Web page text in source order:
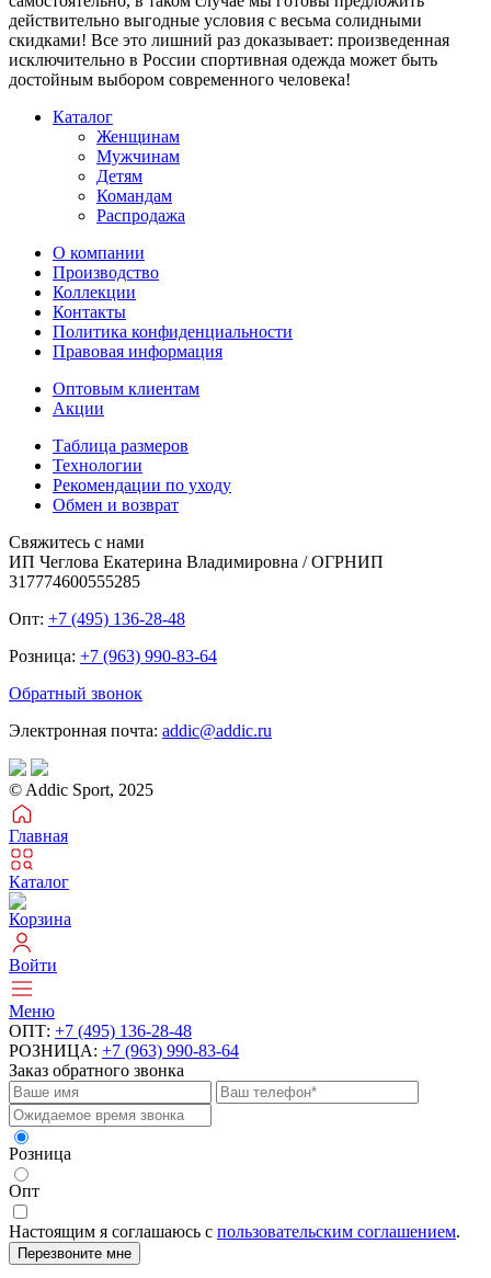
действительно выгодные условия с весьма солидными
скидками! Все это лишний раз доказывает: произведенная
исключительно в России спортивная одежда может быть
достойным выбором современного человека!
Каталог
Женщинам
Мужчинам
Детям
Командам
Распродажа
О компании
Производство
Коллекции
Контакты
Политика конфиденциальности
Правовая информация
Оптовым клиентам
Акции
Таблица размеров
Технологии
Рекомендации по уходу
Обмен и возврат
Свяжитесь с нами
ИП Чеглова Екатерина Владимировна / ОГРНИП
317774600555285
Опт: +7 (495) 136-28-48
Розница: +7 (963) 990-83-64
Обратный звонок
Электронная почта: addic@addic.ru
© Addic Sport, 2025
Главная
Каталог
Корзина
Войти
Меню
ОПТ: +7 (495) 136-28-48
РОЗНИЦА: +7 (963) 990-83-64
Заказ обратного звонка
Розница
Опт
Настоящим я соглашаюсь с пользовательским соглашением.
Перезвоните мне